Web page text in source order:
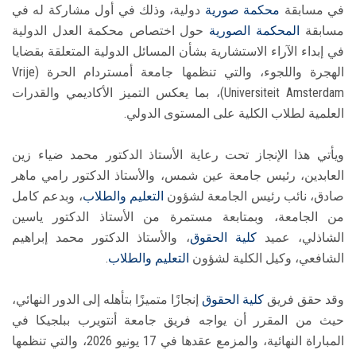
في مسابقة محكمة صورية دولية، وذلك في أول مشاركة له في
مسابقة
المحكمة الصورية حول اختصاص محكمة العدل الدولية
في إبداء الآراء الاستشارية بشأن المسائل الدولية المتعلقة بقضايا
الهجرة واللجوء، والتي تنظمها جامعة أمستردام الحرة (Vrije
Universiteit Amsterdam)، بما يعكس التميز الأكاديمي والقدرات
العلمية لطلاب الكلية على المستوى الدولي.
ويأتي هذا الإنجاز تحت رعاية الأستاذ الدكتور محمد ضياء زين
العابدين، رئيس جامعة عين شمس، والأستاذ الدكتور رامي ماهر
صادق، نائب رئيس الجامعة لشؤون التعليم والطلاب، وبدعم كامل
من الجامعة، وبمتابعة مستمرة من الأستاذ الدكتور ياسين
الشاذلي، عميدكلية الحقوق، والأستاذ الدكتور محمد إبراهيم
الشافعي، وكيل الكلية لشؤون التعليم والطلاب.
وقد حقق فريق كلية الحقوق إنجازًا متميزًا بتأهله إلى الدور النهائي،
حيث من المقرر أن يواجه فريق جامعة أنتويرب ببلجيكا في
المباراة النهائية، والمزمع عقدها في 17 يونيو 2026، والتي تنظمها